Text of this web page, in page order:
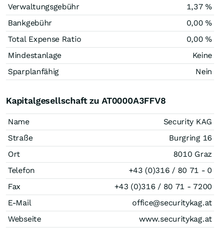
Verwaltungsgebühr
1,37 %
Bankgebühr
0,00 %
Total Expense Ratio
0,00 %
Mindestanlage
Keine
Sparplanfähig
Nein
Kapitalgesellschaft zu AT0000A3FFV8
Name
Security KAG
Straße
Burgring 16
Ort
8010 Graz
Telefon
+43 (0)316 / 80 71 - 0
Fax
+43 (0)316 / 80 71 - 7200
E-Mail
office@securitykag.at
Webseite
www.securitykag.at